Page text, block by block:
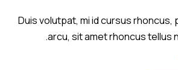
Duis volutpat, mi id cursus rhoncus,
arcu, sit amet rhoncus tellus